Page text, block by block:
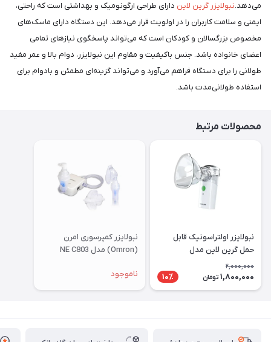
می‌دهد.نبولایزر گرین لاین دارای طراحی ارگونومیک و بهداشتی است که راحتی،
ایمنی و سلامت کاربران را در اولویت قرار می‌دهد. این دستگاه دارای ماسک‌های
مخصوص بزرگسالان و کودکان است که می‌تواند پاسخگوی نیازهای تمامی
اعضای خانواده باشد. جنس باکیفیت و مقاوم این نبولایزر، دوام بالا و عمر مفید
طولانی را برای دستگاه فراهم می‌آورد و می‌تواند گزینه‌ای مطمئن و بادوام برای
استفاده طولانی‌مدت باشد.
محصولات مرتبط
نبولایزر اولتراسونیک قابل
حمل گرین لاین مدل
GNPORNEBUWH
2,000,000
1,800,000 تومان 10٪
نبولایزر کمپرسوری امرن
(Omron) مدل NE C803
ناموجود